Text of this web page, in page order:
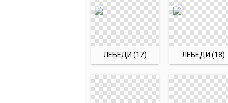
ЛЕБЕДИ (17) ЛЕБЕДИ (18)